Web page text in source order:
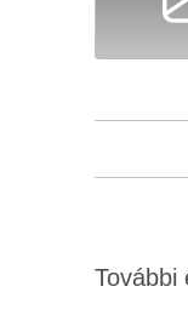
További